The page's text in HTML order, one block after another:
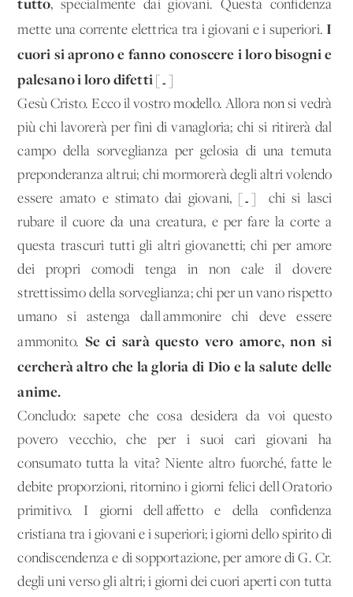
, specialmente dai giovani. Questa confidenza
mette una corrente elettrica tra i giovani e i superiori.I
cuori si aprono e fanno conoscere i loro bisogni e
palesano i loro difetti […]
Gesù Cristo. Ecco il vostro modello. Allora non si vedrà
più chi lavorerà per fini di vanagloria; chi si ritirerà dal
campo della sorveglianza per gelosia di una temuta
preponderanza altrui; chi mormorerà degli altri volendo
essere amato e stimato dai giovani, […] chi si lasci
rubare il cuore da una creatura, e per fare la corte a
questa trascuri tutti gli altri giovanetti; chi per amore
dei propri comodi tenga in non cale il dovere
strettissimo della sorveglianza; chi per un vano rispetto
umano si astenga dall'ammonire chi deve essere
ammonito. Se ci sarà questo vero amore, non si
cercherà altro che la gloria di Dio e la salute delle
anime.
Concludo: sapete che cosa desidera da voi questo
povero vecchio, che per i suoi cari giovani ha
consumato tutta la vita? Niente altro fuorché, fatte le
debite proporzioni, ritornino i giorni felici dell'Oratorio
primitivo. I giorni dell'affetto e della confidenza
cristiana tra i giovani e i superiori; i giorni dello spirito di
condiscendenza e di sopportazione, per amore di G. Cr.
degli uni verso gli altri; i giorni dei cuori aperti con tutta